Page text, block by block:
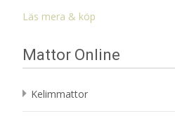
Läs mera & köp
Mattor Online
Kelimmattor